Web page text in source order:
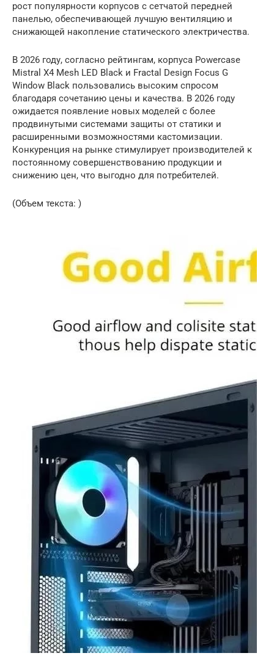
рост популярности корпусов с сетчатой передней
панелью, обеспечивающей лучшую вентиляцию и
снижающей накопление статического электричества.
В 2026 году, согласно рейтингам, корпуса Powercase
Mistral X4 Mesh LED Black и Fractal Design Focus G
Window Black пользовались высоким спросом
благодаря сочетанию цены и качества. В 2026 году
ожидается появление новых моделей с более
продвинутыми системами защиты от статики и
расширенными возможностями кастомизации.
Конкуренция на рынке стимулирует производителей к
постоянному совершенствованию продукции и
снижению цен, что выгодно для потребителей.
(Объем текста: )